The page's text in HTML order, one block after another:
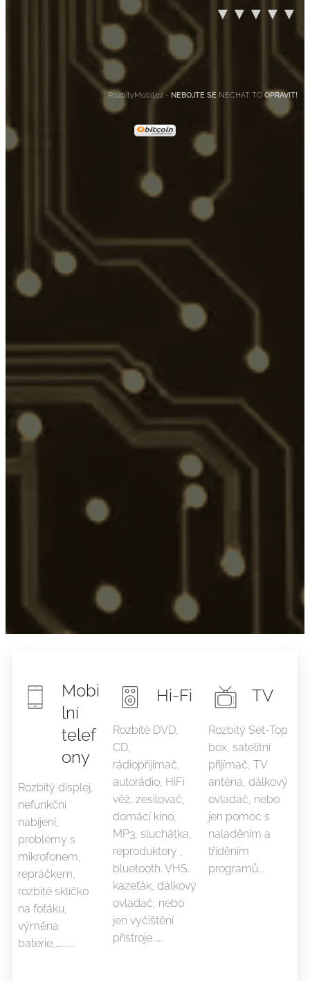
▼▼▼▼▼
RozbityMobil.cz - NEBOJTE SE NECHAT TOOPRAVIT!
Mobi
lní
telef
ony
Rozbitý displej,
nefunkční
nabíjení,
problémy s
mikrofonem,
repráčkem,
rozbité sklíčko
na foťáku,
výměna
baterie,.........
Hi-Fi
Rozbité DVD,
CD,
rádiopřijímač,
autorádio, HiFi
věž, zesilovač,
domácí kino,
MP3, sluchátka,
reproduktory ,
bluetooth. VHS.
kazeťák, dálkový
ovladač, nebo
jen vyčištění
přístroje.....
TV
Rozbitý Set-Top
box, satelitní
přijímač, TV
anténa, dálkový
ovladač, nebo
jen pomoc s
naladěním a
tříděním
programů...